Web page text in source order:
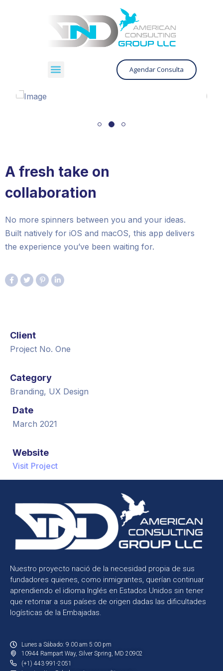
Agendar Consulta
A fresh take on
collaboration
No more spinners between you and your ideas.
Built natively for iOS and macOS, this app delivers
the experience you’ve been waiting for.
Client
Project No. One
Category
Branding, UX Design
Date
March 2021
Website
Visit Project
Nuestro proyecto nació de la necesidad propia de sus
fundadores quienes, como inmigrantes, querían continuar
aprendiendo el idioma Inglés en Estados Unidos sin tener
que retornar a sus países de origen dadas las dificultades
logísticas de la Embajadas.
Lunes a Sábado: 9.00 am 5:00 pm
10944 Rampart Way, Silver Spring, MD 20902
(+1) 443 991-2051